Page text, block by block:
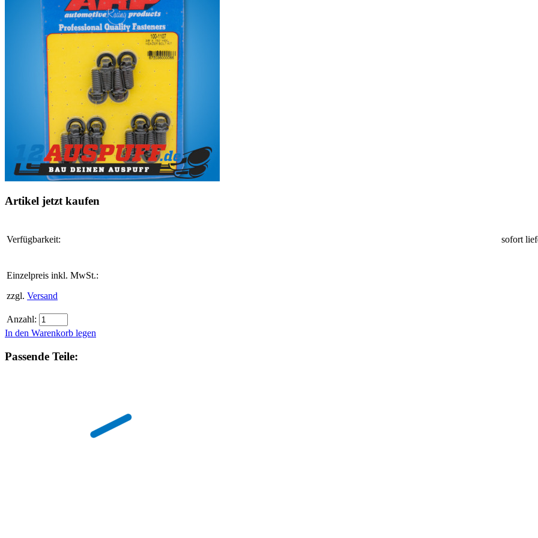
Artikel jetzt kaufen
Verfügbarkeit: sofort
Einzelpreis inkl. MwSt.:
zzgl. Versand
Anzahl:
In den Warenkorb legen
Passende Teile: